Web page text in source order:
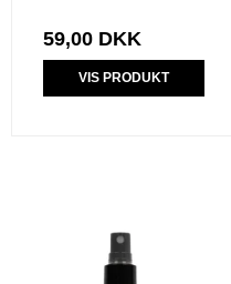
59,00 DKK
VIS PRODUKT